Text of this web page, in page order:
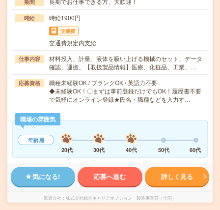
期間
時給 時給1900円
交通費
交通費規定内支給
仕事内容
材料投入、計量、液体を吸い上げる機械のセット、データ
確認、運搬。【取扱製品情報】医療、化粧品、工業、…
応募資格
職種未経験OK / ブランクOK / 英語力不要
◆未経験OK！〇まずは事前登録だけでもOK！履歴書不要
で気軽にオンライン登録★氏名・職種などを入力す…
職場の雰囲気
年齢層
20代
30代 40代 50代 60代
気になる! 応募へ進む 詳しく見る
派遣会社 株式会社綜合キャリアオプション 製造事業部（全国）